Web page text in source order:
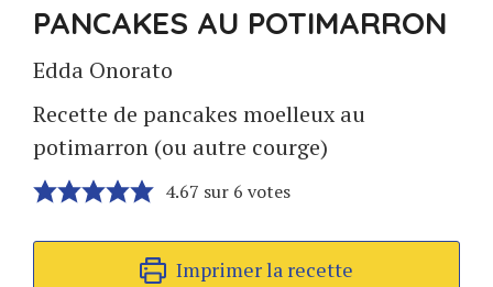
PANCAKES AU POTIMARRON
Edda Onorato
Recette de pancakes moelleux au
potimarron (ou autre courge)
4.67 sur 6 votes
Imprimer la recette